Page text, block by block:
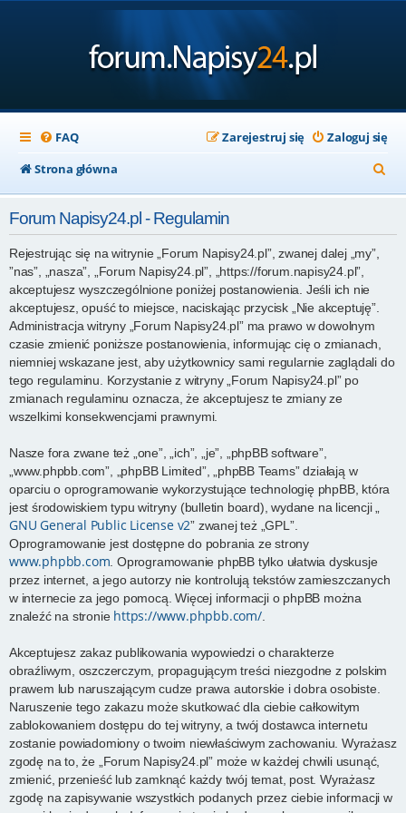
FAQ Zaloguj się
Zarejestruj się
Strona główna
z
Forum Napisy24.pl - Regulamin
Rejestrując się na witrynie „Forum Napisy24.pl”, zwanej dalej „my”,
”nas”, „nasza”, „Forum Napisy24.pl”, „https://forum.napisy24.pl”,
akceptujesz wyszczególnione poniżej postanowienia. Jeśli ich nie
akceptujesz, opuść to miejsce, naciskając przycisk „Nie akceptuję”.
Administracja witryny „Forum Napisy24.pl” ma prawo w dowolnym
czasie zmienić poniższe postanowienia, informując cię o zmianach,
niemniej wskazane jest, aby użytkownicy sami regularnie zaglądali do
tego regulaminu. Korzystanie z witryny „Forum Napisy24.pl” po
zmianach regulaminu oznacza, że akceptujesz te zmiany ze
wszelkimi konsekwencjami prawnymi.
Nasze fora zwane też „one”, „ich”, „je”, „phpBB software”,
„www.phpbb.com”, „phpBB Limited”, „phpBB Teams” działają w
oparciu o oprogramowanie wykorzystujące technologię phpBB, która
jest środowiskiem typu witryny (bulletin board), wydane na licencji „
GNU General Public License v2” zwanej też „GPL”.
Oprogramowanie jest dostępne do pobrania ze strony
www.phpbb.com . Oprogramowanie phpBB tylko ułatwia dyskusje
przez internet, a jego autorzy nie kontrolują tekstów zamieszczanych
w internecie za jego pomocą. Więcej informacji o phpBB można
znaleźć na stronie https://www.phpbb.com/.
Akceptujesz zakaz publikowania wypowiedzi o charakterze
obraźliwym, oszczerczym, propagującym treści niezgodne z polskim
prawem lub naruszającym cudze prawa autorskie i dobra osobiste.
Naruszenie tego zakazu może skutkować dla ciebie całkowitym
zablokowaniem dostępu do tej witryny, a twój dostawca internetu
zostanie powiadomiony o twoim niewłaściwym zachowaniu. Wyrażasz
zgodę na to, że „Forum Napisy24.pl” może w każdej chwili usunąć,
zmienić, przenieść lub zamknąć każdy twój temat, post. Wyrażasz
zgodę na zapisywanie wszystkich podanych przez ciebie informacji w